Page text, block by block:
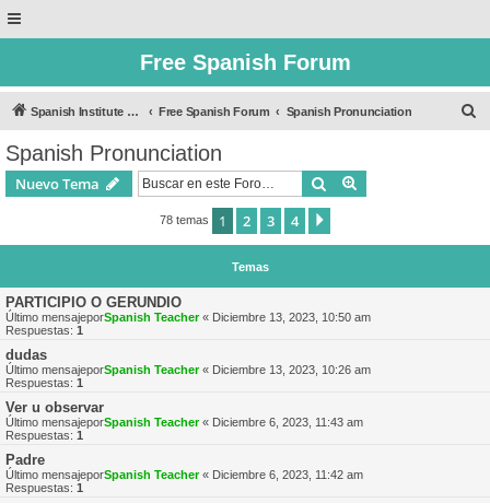
Free Spanish Forum
Spanish Institute of Puebla Free Spanish Forum Spanish Pronunciation
Spanish Pronunciation
Nuevo Tema Buscar
78 temas 1 2 3 4
Temas
PARTICIPIO O GERUNDIO
Último mensajeporSpanish Teacher« Diciembre 13, 2023, 10:50 am
Respuestas: 1
dudas
Último mensajeporSpanish Teacher« Diciembre 13, 2023, 10:26 am
Respuestas: 1
Ver u observar
Último mensajeporSpanish Teacher« Diciembre 6, 2023, 11:43 am
Respuestas: 1
Padre
Último mensajeporSpanish Teacher« Diciembre 6, 2023, 11:42 am
Respuestas: 1